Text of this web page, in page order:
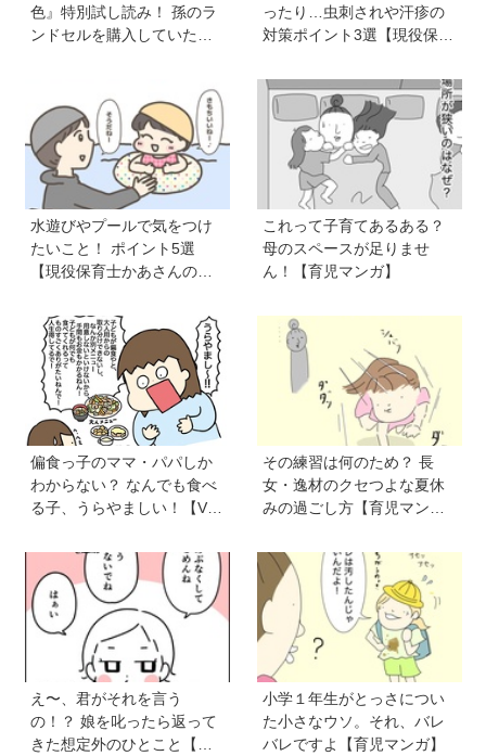
色』特別試し読み！ 孫のラ
ンドセルを購入していた
発売＆8月31日まで７話無料
公開中》
ったり…虫刺されや汗疹の
対策ポイント3選【現役保育
ト】
水遊びやプールで気をつけ
たいこと！ ポイント5選
【現役保育士かあさんの子
これって子育てあるある？
母のスペースが足りませ
ん！【育児マンガ】
偏食っ子のママ・パパしか
わからない？ なんでも食べ
る子、うらやましい！【VS
の！？】vol.54
その練習は何のため？ 長
女・逸材のクセつよな夏休
みの過ごし方【育児マン
え〜、君がそれを言う
の！？ 娘を叱ったら返って
きた想定外のひとこと【育
小学１年生がとっさについ
た小さなウソ。それ、バレ
バレですよ【育児マンガ】